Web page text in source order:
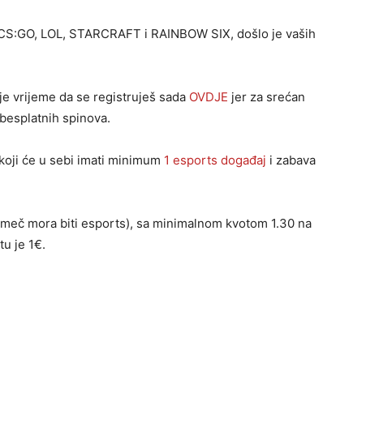
LOL, STARCRAFT i RAINBOW SIX, došlo je vaših
vrijeme da se registruješ sada OVDJE jer za srećan
spinova.
će u sebi imati minimum 1 esports događaj i zabava
mora biti esports), sa minimalnom kvotom 1.30 na
je 1€.